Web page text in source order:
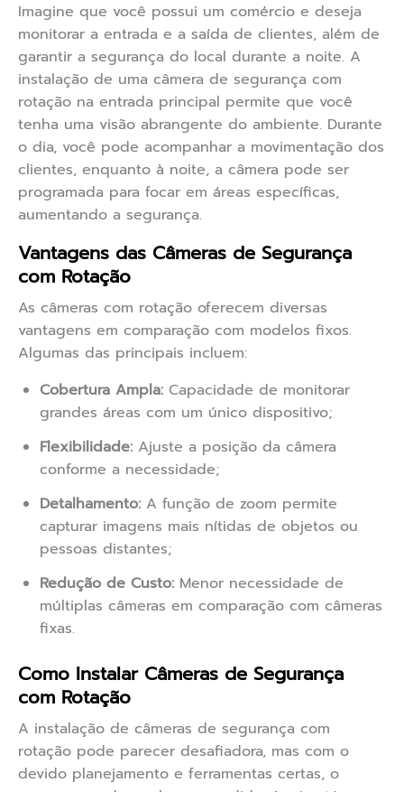
Imagine que você possui um comércio e deseja
monitorar a entrada e a saída de clientes, além de
garantir a segurança do local durante a noite. A
instalação de uma câmera de segurança com
rotação na entrada principal permite que você
tenha uma visão abrangente do ambiente. Durante
o dia, você pode acompanhar a movimentação dos
clientes, enquanto à noite, a câmera pode ser
programada para focar em áreas específicas,
aumentando a segurança.
Vantagens das Câmeras de Segurança
com Rotação
As câmeras com rotação oferecem diversas
vantagens em comparação com modelos fixos.
Algumas das principais incluem:
Cobertura Ampla: Capacidade de monitorar
grandes áreas com um único dispositivo;
Flexibilidade: Ajuste a posição da câmera
conforme a necessidade;
Detalhamento: A função de zoom permite
capturar imagens mais nítidas de objetos ou
pessoas distantes;
Redução de Custo: Menor necessidade de
múltiplas câmeras em comparação com câmeras
fixas.
Como Instalar Câmeras de Segurança
com Rotação
A instalação de câmeras de segurança com
rotação pode parecer desafiadora, mas com o
devido planejamento e ferramentas certas, o